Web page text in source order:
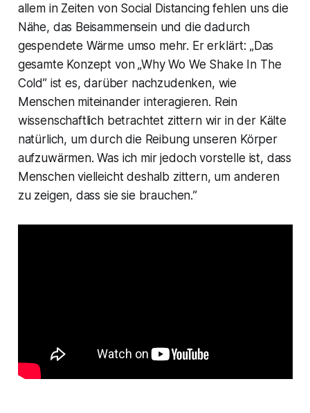
allem in Zeiten von Social Distancing fehlen uns die
Nähe, das Beisammensein und die dadurch
gespendete Wärme umso mehr. Er erklärt: „Das
gesamte Konzept von „Why Wo We Shake In The
Cold” ist es, darüber nachzudenken, wie
Menschen miteinander interagieren. Rein
wissenschaftlich betrachtet zittern wir in der Kälte
natürlich, um durch die Reibung unseren Körper
aufzuwärmen. Was ich mir jedoch vorstelle ist, dass
Menschen vielleicht deshalb zittern, um anderen
zu zeigen, dass sie sie brauchen.”